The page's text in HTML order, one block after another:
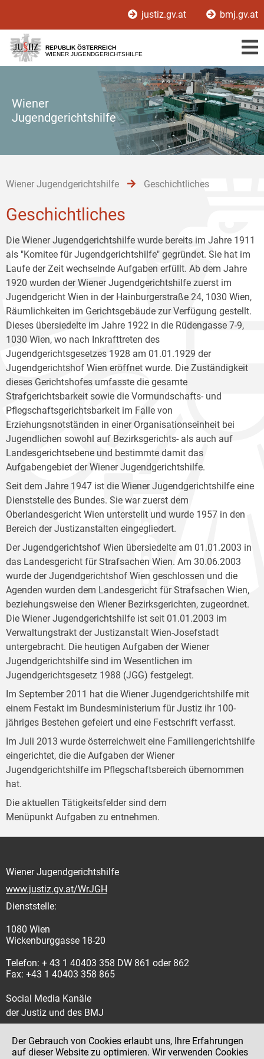
[1]
[2]
[3]
justiz.gv.at bmj.gv.at
REPUBLIK ÖSTERREICH
WIENER JUGENDGERICHTSHILFE
Wiener
Jugendgerichtshilfe
Wiener Jugendgerichtshilfe Geschichtliches
Geschichtliches
Die Wiener Jugendgerichtshilfe wurde bereits im Jahre 1911
als "Komitee für Jugendgerichtshilfe" gegründet. Sie hat im
Laufe der Zeit wechselnde Aufgaben erfüllt. Ab dem Jahre
1920 wurden der Wiener Jugendgerichtshilfe zuerst im
Jugendgericht Wien in der Hainburgerstraße 24, 1030 Wien,
Räumlichkeiten im Gerichtsgebäude zur Verfügung gestellt.
Dieses übersiedelte im Jahre 1922 in die Rüdengasse 7-9,
1030 Wien, wo nach Inkrafttreten des
Jugendgerichtsgesetzes 1928 am 01.01.1929 der
Jugendgerichtshof Wien eröffnet wurde. Die Zuständigkeit
dieses Gerichtshofes umfasste die gesamte
Strafgerichtsbarkeit sowie die Vormundschafts- und
Pflegschaftsgerichtsbarkeit im Falle von
Erziehungsnotständen in einer Organisationseinheit bei
Jugendlichen sowohl auf Bezirksgerichts- als auch auf
Landesgerichtsebene und bestimmte damit das
Aufgabengebiet der Wiener Jugendgerichtshilfe.
Seit dem Jahre 1947 ist die Wiener Jugendgerichtshilfe eine
Dienststelle des Bundes. Sie war zuerst dem
Oberlandesgericht Wien unterstellt und wurde 1957 in den
Bereich der Justizanstalten eingegliedert.
Der Jugendgerichtshof Wien übersiedelte am 01.01.2003 in
das Landesgericht für Strafsachen Wien. Am 30.06.2003
wurde der Jugendgerichtshof Wien geschlossen und die
Agenden wurden dem Landesgericht für Strafsachen Wien,
beziehungsweise den Wiener Bezirksgerichten, zugeordnet.
Die Wiener Jugendgerichtshilfe ist seit 01.01.2003 im
Verwaltungstrakt der Justizanstalt Wien-Josefstadt
untergebracht. Die heutigen Aufgaben der Wiener
Jugendgerichtshilfe sind im Wesentlichen im
Jugendgerichtsgesetz 1988 (JGG) festgelegt.
Im September 2011 hat die Wiener Jugendgerichtshilfe mit
einem Festakt im Bundesministerium für Justiz ihr 100-
jähriges Bestehen gefeiert und eine Festschrift verfasst.
Im Juli 2013 wurde österreichweit eine Familiengerichtshilfe
eingerichtet, die die Aufgaben der Wiener
Jugendgerichtshilfe im Pflegschaftsbereich übernommen
hat.
Die aktuellen Tätigkeitsfelder sind dem
Menüpunkt Aufgaben zu entnehmen.
Wiener Jugendgerichtshilfe
www.justiz.gv.at/WrJGH
Dienststelle:
1080 Wien
Wickenburggasse 18-20
Telefon: + 43 1 40403 358 DW 861 oder 862
Fax: +43 1 40403 358 865
Social Media Kanäle
der Justiz und des BMJ
Der Gebrauch von Cookies erlaubt uns, Ihre Erfahrungen
auf dieser Website zu optimieren. Wir verwenden Cookies